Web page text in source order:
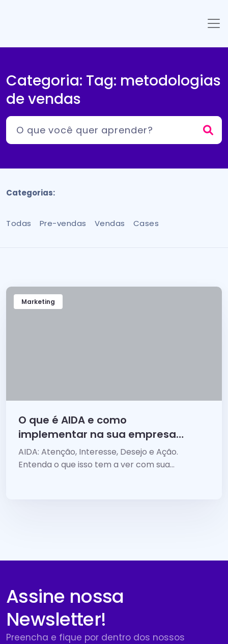
Categoria: Tag: metodologias
de vendas
Categorias:
Todas Pre-vendas Vendas Cases
Marketing
O que é AIDA e como
implementar na sua empresa
para vender mais?
AIDA: Atenção, Interesse, Desejo e Ação.
Entenda o que isso tem a ver com sua...
Assine nossa
Newsletter!
Preencha e fique por dentro dos nossos